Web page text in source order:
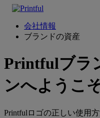
会社情報
ブランドの資産
Printfulブラ
ンへようこ
Printfulロゴの正しい使用